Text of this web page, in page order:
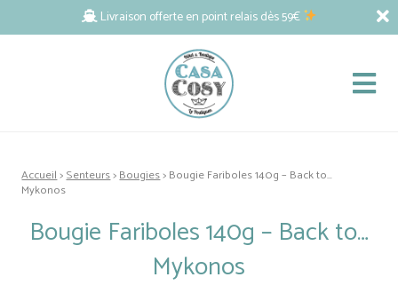
Livraison offerte en point relais dès 59€
Accueil>Senteurs>Bougies> Bougie Fariboles 140g – Back to…
Mykonos
Bougie Fariboles 140g – Back to…
Mykonos